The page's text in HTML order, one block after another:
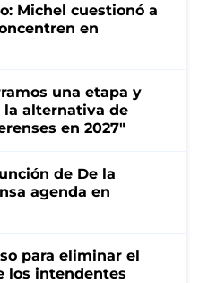
Michel cuestionó a
en
una etapa y
alternativa de
en 2027"
de De la
agenda en
para eliminar el
los intendentes